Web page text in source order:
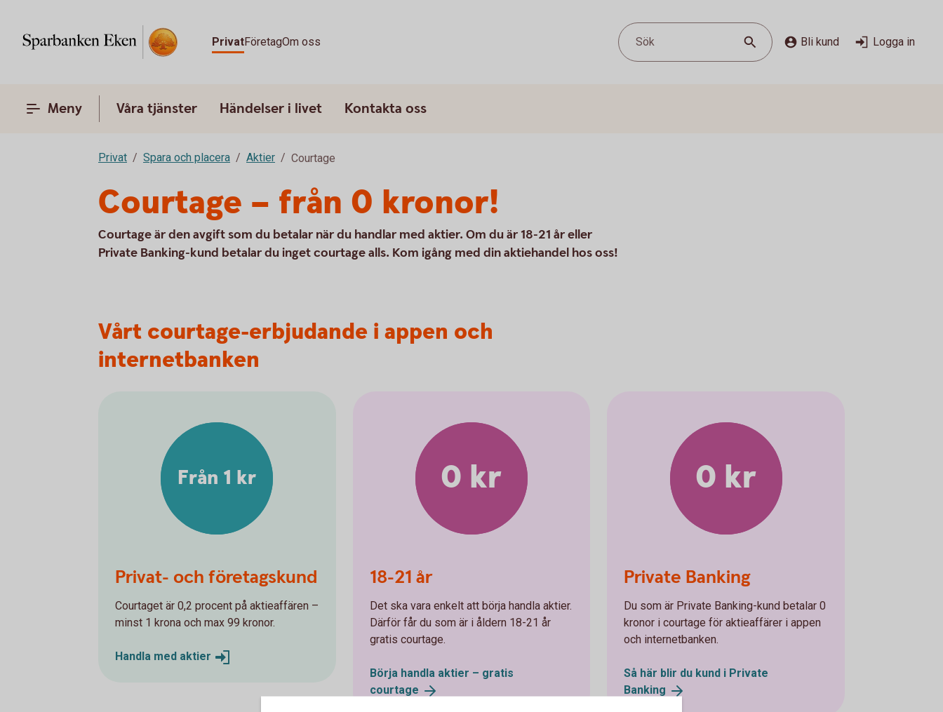
PrivatFöretagOm oss Sök Bli kund Logga in
Meny Våra tjänster Händelser i livet Kontakta oss
Privat Spara och placera Aktier Courtage
Courtage – från 0 kronor!
Courtage är den avgift som du betalar när du handlar med aktier. Om du är 18-21 år eller
Private Banking-kund betalar du inget courtage alls. Kom igång med din aktiehandel hos oss!
Vårt courtage-erbjudande i appen och
internetbanken
Från 1 kr
Privat- och företagskund
Courtaget är 0,2 procent på aktieaffären –
minst 1 krona och max 99 kronor.
Handla med aktier
0 kr
18-21 år
Det ska vara enkelt att börja handla aktier.
Därför får du som är i åldern 18-21 år
gratis courtage.
Börja handla aktier – gratis
courtage
0 kr
Private Banking
Du som är Private Banking-kund betalar 0
kronor i courtage för aktieaffärer i appen
och internetbanken.
Så här blir du kund i Private
Banking